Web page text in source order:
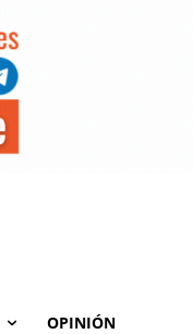
OPINIÓN